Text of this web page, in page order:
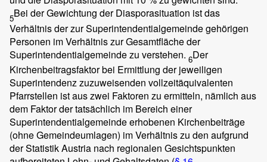
5Bei der Gewichtung der Diasporasituation ist das
Verhältnis der zur Superintendentialgemeinde gehörigen
Personen im Verhältnis zur Gesamtfläche der
Superintendentialgemeinde zu verstehen. 6Der
Kirchenbeitragsfaktor bei Ermittlung der jeweiligen
Superintendenz zuzuweisenden vollzeitäquivalenten
Pfarrstellen ist aus zwei Faktoren zu ermitteln, nämlich aus
dem Faktor der tatsächlich im Bereich einer
Superintendentialgemeinde erhobenen Kirchenbeiträge
(ohne Gemeindeumlagen) im Verhältnis zu den aufgrund
der Statistik Austria nach regionalen Gesichtspunkten